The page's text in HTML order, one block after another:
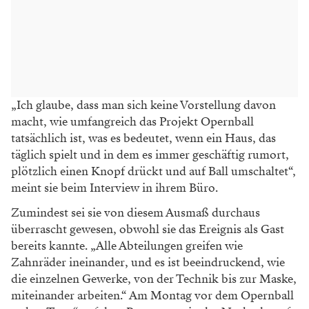
„Ich glaube, dass man sich keine Vorstellung davon
macht, wie umfangreich das Projekt Opernball
tatsächlich ist, was es bedeutet, wenn ein Haus, das
täglich spielt und in dem es immer geschäftig rumort,
plötzlich einen Knopf drückt und auf Ball umschaltet“,
meint sie beim Interview in ihrem Büro.
Zumindest sei sie von diesem Ausmaß durchaus
überrascht gewesen, obwohl sie das Ereignis als Gast
bereits kannte. „Alle Abteilungen greifen wie
Zahnräder ineinander, und es ist beeindruckend, wie
die einzelnen Gewerke, von der Technik bis zur Maske,
miteinander arbeiten.“ Am Montag vor dem Opernball